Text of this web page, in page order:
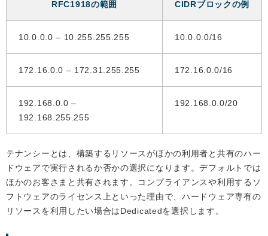
RFC1918の範囲 CIDRブロックの例
10.0.0.0 – 10.255.255.255 10.0.0.0/16
172.16.0.0 – 172.31.255.255 172.16.0.0/16
192.168.0.0 –
192.168.255.255
192.168.0.0/20
テナンシーとは、構築するリソースがほかの利用者と共有のハー
ドウェアで実行されるか否かの選択になります。デフォルトでは
ほかのお客さまと共有されます。コンプライアンスや利用するソ
フトウェアのライセンス上といった理由で、ハードウェア専有の
リソースを利用したい場合はDedicatedを選択します。